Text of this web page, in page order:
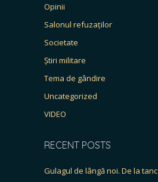
Opinii
Salonul refuzaților
Societate
Știri militare
Tema de gândire
Uncategorized
VIDEO
RECENT POSTS
Gulagul de lângă noi. De la